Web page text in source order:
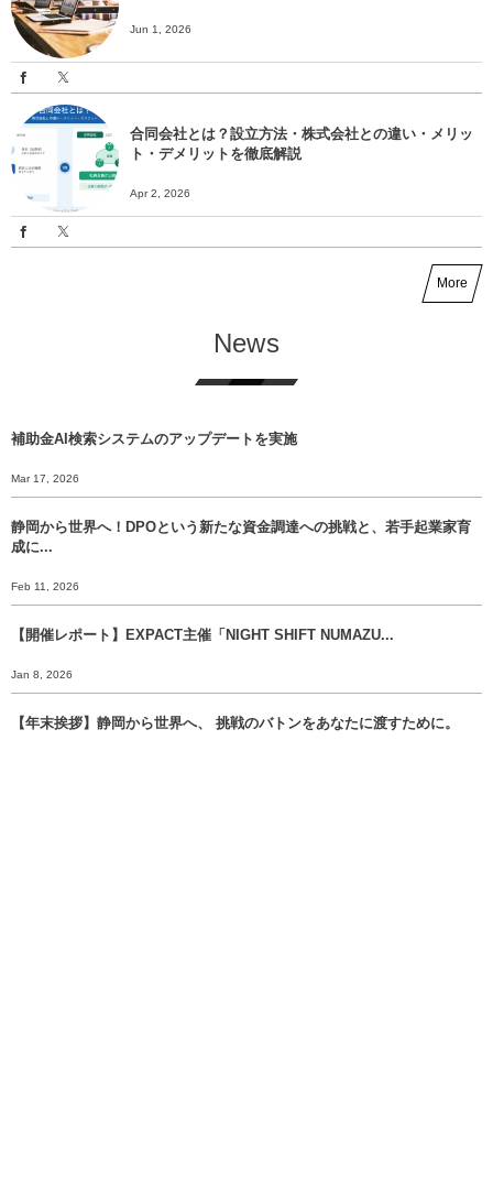
Jun 1, 2026
合同会社とは？設立方法・株式会社との違い・メリッ
ト・デメリットを徹底解説
Apr 2, 2026
More
News
補助金AI検索システムのアップデートを実施
Mar 17, 2026
静岡から世界へ！DPOという新たな資金調達への挑戦と、若手起業家育
成に...
Feb 11, 2026
【開催レポート】EXPACT主催「NIGHT SHIFT NUMAZU...
Jan 8, 2026
【年末挨拶】静岡から世界へ、 挑戦のバトンをあなたに渡すために。